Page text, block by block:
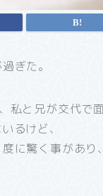
ぎた。
と兄が交代で
るけど、
に驚く事があり